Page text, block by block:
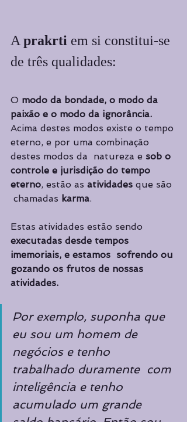
A prakrti em si constitui-se
de três qualidades:
O modo da bondade, o modo da
paixão e o modo da ignorância.
Acima destes modos existe o tempo
eterno, e por uma combinação
destes modos da  natureza e sob o
controle e jurisdição do tempo
eterno, estão as atividades que são
chamadas karma.
Estas atividades estão sendo
executadas desde tempos
imemoriais, e estamos  sofrendo ou
gozando os frutos de nossas
atividades.
Por exemplo, suponha que
eu sou um homem de
negócios e tenho
trabalhado duramente  com
inteligência e tenho
acumulado um grande